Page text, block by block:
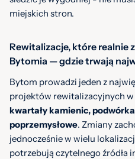
miejskich stron.
Rewitalizacje, które realnie
Bytomia — gdzie trwają
Bytom prowadzi jeden z
projektów rewitalizacyjnych w
kwartały kamienic,
poprzemysłowe. Zmiany
jednocześnie w wielu
potrzebują czytelnego źródła